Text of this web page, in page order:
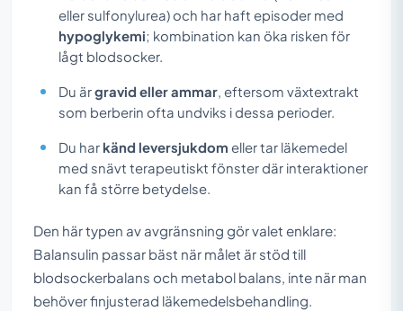
eller sulfonylurea) och har haft episoder med
hypoglykemi; kombination kan öka risken för
lågt blodsocker.
Du ärgravid eller ammar , eftersom växtextrakt
som berberin ofta undviks i dessa perioder.
Du har känd leversjukdom eller tar läkemedel
med snävt terapeutiskt fönster där interaktioner
kan få större betydelse.
Den här typen av avgränsning gör valet enklare:
Balansulin passar bäst när målet är stöd till
blodsockerbalans och metabol balans, inte när man
behöver finjusterad läkemedelsbehandling.